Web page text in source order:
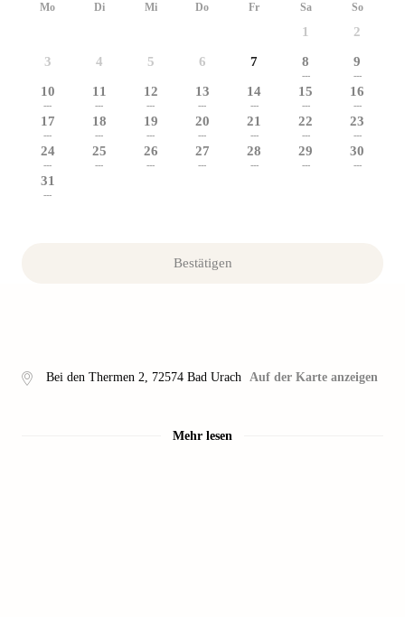
Mo Di Mi Do Fr Sa So
1 2
3 4 5 6 7 8
---
9
---
10
---
11
---
12
---
13
---
14
---
15
---
16
---
17
---
18
---
19
---
20
---
21
---
22
---
23
---
24
---
25
---
26
---
27
---
28
---
29
---
30
---
31
---
Bestätigen
Bei den Thermen 2, 72574 Bad Urach Auf der Karte anzeigen
Mehr lesen